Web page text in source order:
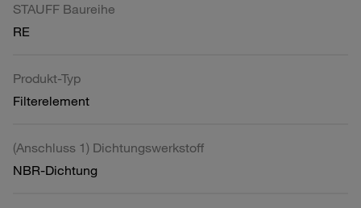
STAUFF Baureihe
RE
Produkt-Typ
Filterelement
(Anschluss 1) Dichtungswerkstoff
NBR-Dichtung